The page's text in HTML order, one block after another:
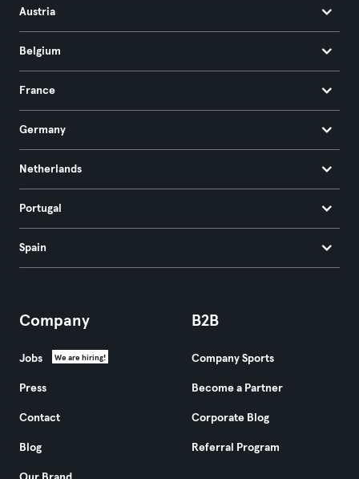
Austria
Belgium
France
Germany
Netherlands
Portugal
Spain
Company
Jobs We are hiring!
Press
Contact
Blog
B2B
Company Sports
Become a Partner
Corporate Blog
Referral Program